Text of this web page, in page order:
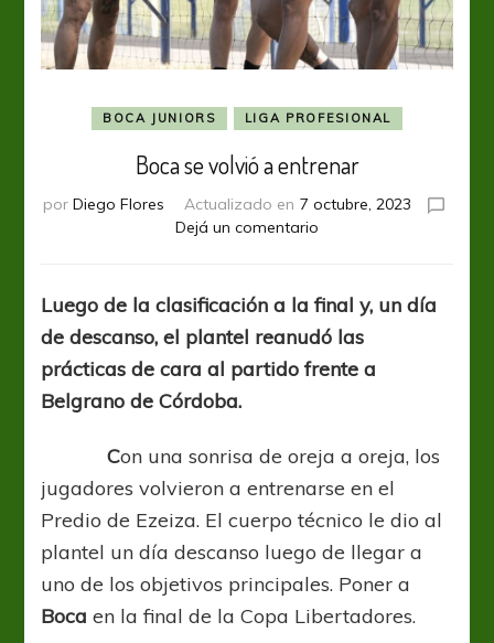
BOCA JUNIORS LIGA PROFESIONAL
Boca se volvió a entrenar
por Diego Flores Actualizado en 7 octubre, 2023
Dejá un comentario
volvió
a
entrenar
Luego de la clasificación a la final y, un día
de descanso, el plantel reanudó las
prácticas de cara al partido frente a
Belgrano de Córdoba.
Con una sonrisa de oreja a oreja, los
jugadores volvieron a entrenarse en el
Predio de Ezeiza. El cuerpo técnico le dio al
plantel un día descanso luego de llegar a
uno de los objetivos principales. Poner a
Boca en la final de la Copa Libertadores.